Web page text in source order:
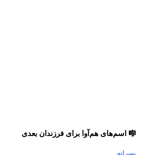
🎼 اسم‌های هم‌آوا برای فرزندان بعدی
پسرانه